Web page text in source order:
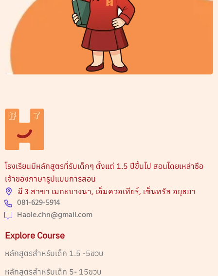
โรงเรียนมีหลักสูตรที่รับเด็กๆ ตั้งแต่ 1.5 ปีขึ้นไป สอนโดยเหล่าซือ
เจ้าของภาษารูปแบบการสอน
มี 3 สาขา เมกะบางนา, เอ็มควอเทียร์, เซ็นทรัล อยุธยา
081-629-5914
Haole.chn@gmail.com
Explore Course
หลักสูตรสำหรับเด็ก 1.5 -5ขวบ
หลักสูตรสำหรับเด็ก 5- 15ขวบ